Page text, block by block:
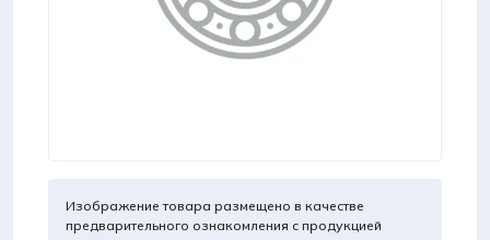
Изображение товара размещено в качестве
предварительного ознакомления с продукцией